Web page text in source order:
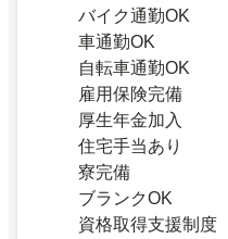
バイク通勤OK
車通勤OK
自転車通勤OK
雇用保険完備
厚生年金加入
住宅手当あり
寮完備
ブランクOK
資格取得支援制度